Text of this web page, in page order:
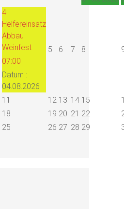
4
Helfereinsatz
Abbau
Weinfest
07:00
Datum :
04.08.2026
5 6 7 8
11 12 13 14 15
18 19 20 21 22
25 26 27 28 29